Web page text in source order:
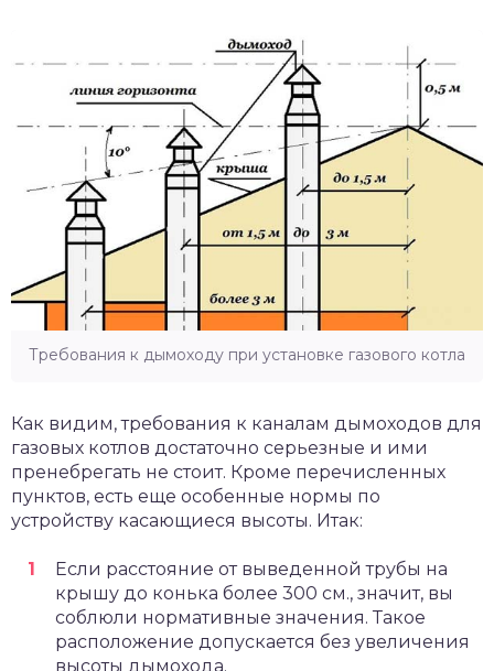
Требования к дымоходу при установке газового котла
Как видим, требования к каналам дымоходов для
газовых котлов достаточно серьезные и ими
пренебрегать не стоит. Кроме перечисленных
пунктов, есть еще особенные нормы по
устройству касающиеся высоты. Итак:
Если расстояние от выведенной трубы на
крышу до конька более 300 см., значит, вы
соблюли нормативные значения. Такое
расположение допускается без увеличения
высоты дымохода.